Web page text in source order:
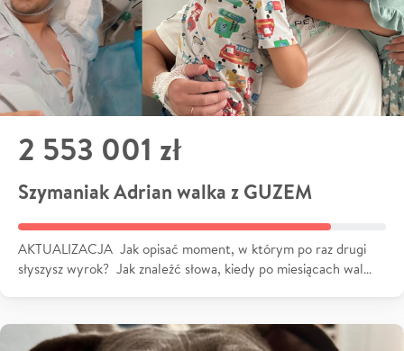
2 553 001 zł
Szymaniak Adrian walka z GUZEM
AKTUALIZACJA Jak opisać moment, w którym po raz drugi
słyszysz wyrok? Jak znaleźć słowa, kiedy po miesiącach wal…